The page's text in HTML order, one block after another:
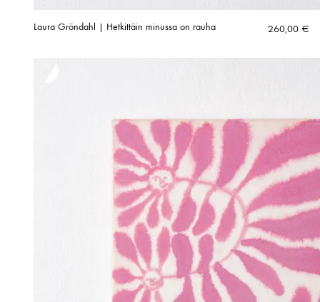
Laura Gröndahl | Hetkittäin minussa on rauha 260,00 €